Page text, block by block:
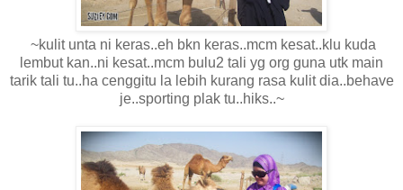
~kulit unta ni keras..eh bkn keras..mcm kesat..klu kuda
lembut kan..ni kesat..mcm bulu2 tali yg org guna utk main
tarik tali tu..ha cenggitu la lebih kurang rasa kulit dia..behave
je..sporting plak tu..hiks..~